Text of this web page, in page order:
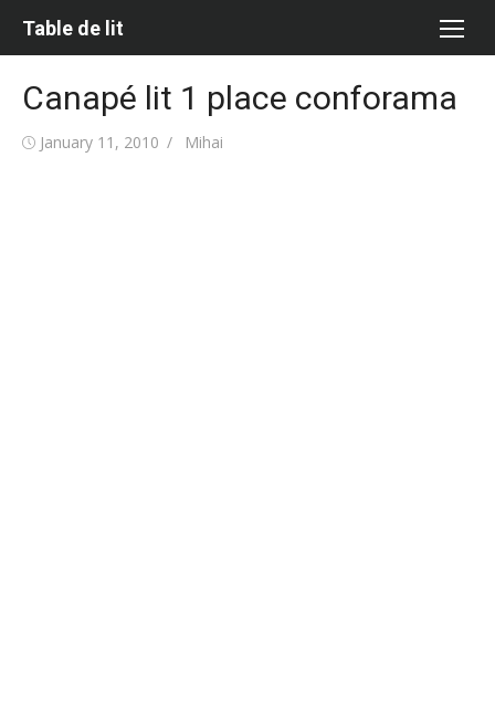
Table de lit
Canapé lit 1 place conforama
Posted
January 11, 2010 Author
Mihai